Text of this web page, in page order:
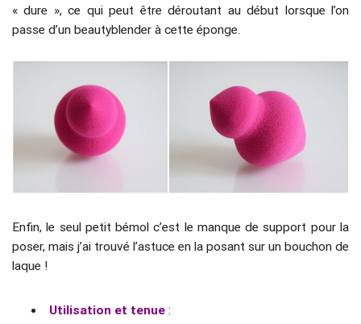
« dure », ce qui peut être déroutant au début lorsque l’on
passe d’un beautyblender à cette éponge.
Enfin, le seul petit bémol c’est le manque de support pour la
poser, mais j’ai trouvé l’astuce en la posant sur un bouchon de
laque !
Utilisation et tenue :